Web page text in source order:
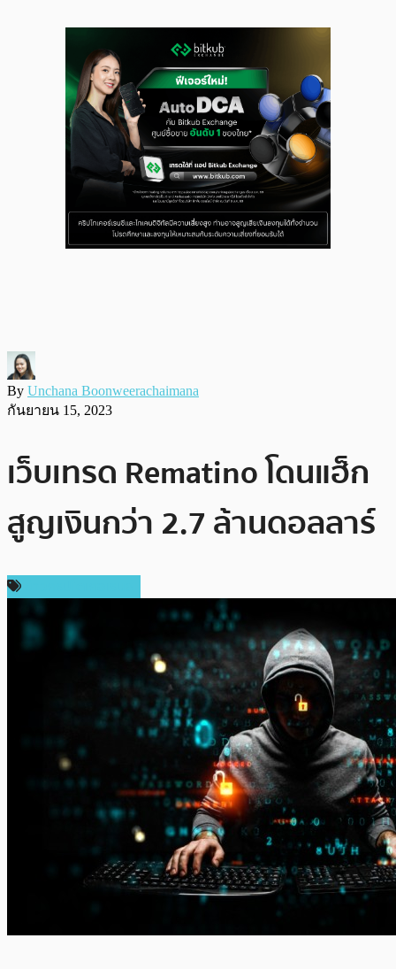
By Unchana Boonweerachaimana
กันยายน 15, 2023
เว็บเทรด Rematino โดนแฮ็ก
สูญเงินกว่า 2.7 ล้านดอลลาร์